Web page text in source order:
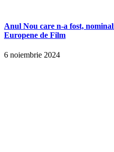
Anul Nou care n-a fost,
Europene de Film
6 noiembrie 2024